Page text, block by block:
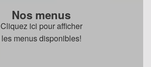
Nos menus
Cliquez ici pour afficher
les menus disponibles!